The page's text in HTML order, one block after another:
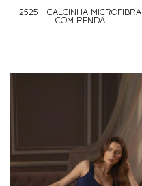
2525 - CALCINHA MICROFIBRA
COM RENDA